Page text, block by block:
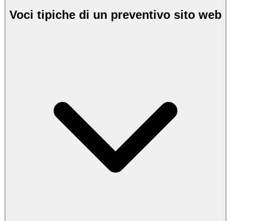
Voci tipiche di un preventivo sito web